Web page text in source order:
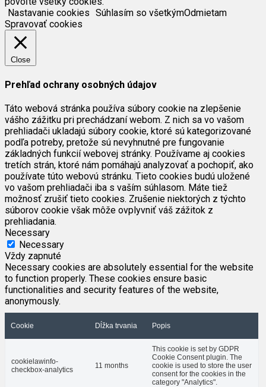
Nastavanie cookies Súhlasím so všetkýmOdmietam
Spravovať cookies
Close
Prehľad ochrany osobných údajov
Táto webová stránka používa súbory cookie na zlepšenie
vášho zážitku pri prechádzaní webom. Z nich sa vo vašom
prehliadači ukladajú súbory cookie, ktoré sú kategorizované
podľa potreby, pretože sú nevyhnutné pre fungovanie
základných funkcií webovej stránky. Používame aj cookies
tretích strán, ktoré nám pomáhajú analyzovať a pochopiť, ako
používate túto webovú stránku. Tieto cookies budú uložené
vo vašom prehliadači iba s vaším súhlasom. Máte tiež
možnosť zrušiť tieto cookies. Zrušenie niektorých z týchto
súborov cookie však môže ovplyvniť váš zážitok z
prehliadania.
Necessary
Necessary
Vždy zapnuté
Necessary cookies are absolutely essential for the website
to function properly. These cookies ensure basic
functionalities and security features of the website,
anonymously.
Cookie Dĺžka trvania Popis
cookielawinfo-
checkbox-analytics
11 months
This cookie is set by GDPR
Cookie Consent plugin. The
cookie is used to store the user
consent for the cookies in the
category "Analytics".